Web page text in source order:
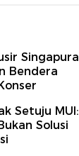
Singapura
Bendera
Setuju MUI:
Solusi